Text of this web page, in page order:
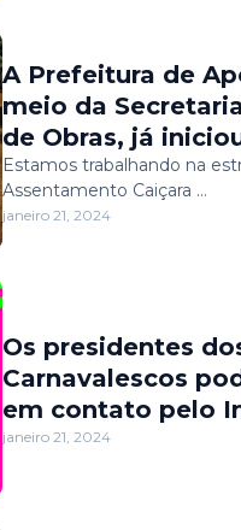
provenientes de
impositivas.
A Prefeitura de
meio da
de Obras, já
todo vapor no
terraplanagem e
recuperação das
Estamos trabalhando na
Assentamento Caiçara …
janeiro 21, 2024
Os presidentes
Carnavalescos
em contato pelo
janeiro 21, 2024